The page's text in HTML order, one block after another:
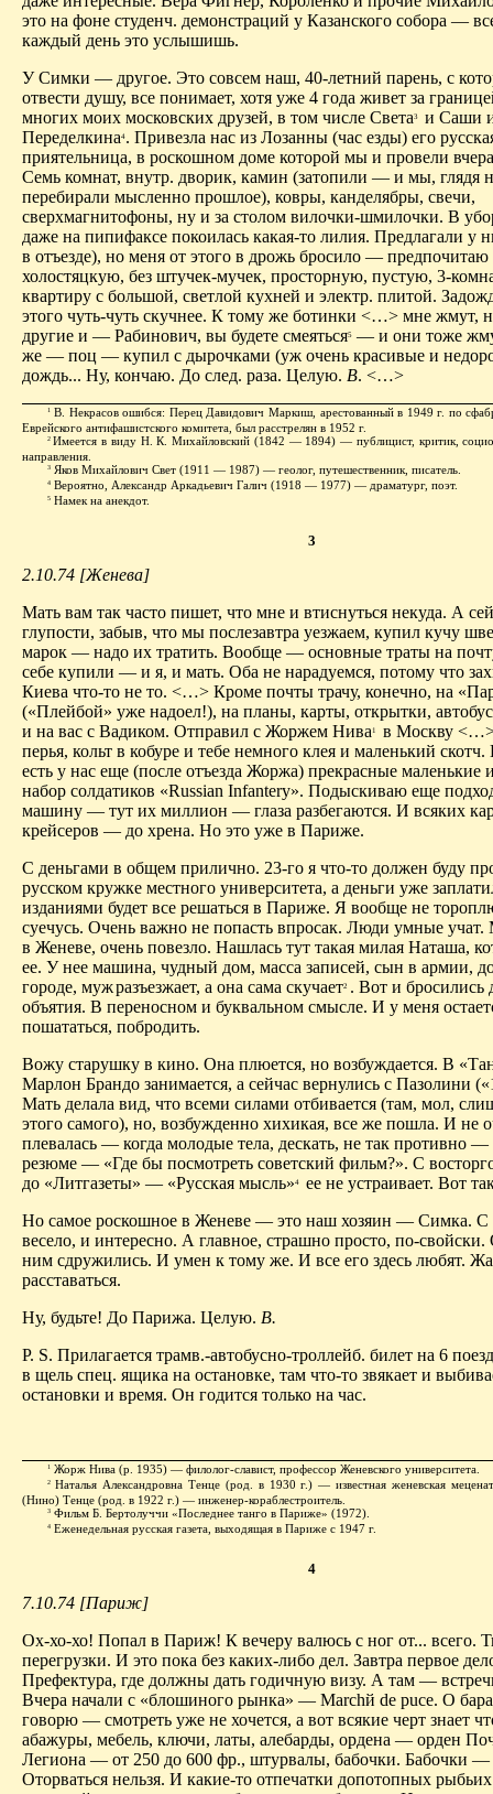
это на фоне студенч. демонстраций у Казанского собора —
каждый день это услышишь.
У Симки — другое. Это совсем наш, 40-летний парень, с
отвести душу, все понимает, хотя уже 4 года живет за
многих моих московских друзей, в том числе Света3
и Саши
Переделкина4. Привезла нас из Лозанны (час езды) его
приятельница, в роскошном доме которой мы и провели
Семь комнат, внутр. дворик, камин (затопили — и мы, глядя
перебирали мысленно прошлое), ковры, канделябры, свечи,
сверхмагнитофоны, ну и за столом вилочки-шмилочки. В
даже на пипифаксе покоилась какая-то лилия. Предлагали у
в отъезде), но меня от этого в дрожь бросило —
холостяцкую, без штучек-мучек, просторную, пустую, 3-
квартиру с большой, светлой кухней и электр. плитой.
этого чуть-чуть скучнее. К тому же ботинки <…> мне жмут,
другие и — Рабинович, вы будете смеяться5 — и они тоже
же — поц — купил с дырочками (уж очень красивые и
дождь... Ну, кончаю. До след. раза. Целую. В. <…>
1 В. Некрасов ошибся: Перец Давидович Маркиш, арестованный в 1949 г. по
Еврейского антифашистского комитета, был расстрелян в 1952 г.
2Имеется в виду Н. К. Михайловский (1842 — 1894) — публицист, критик,
направления.
3 Яков Михайлович Свет (1911 — 1987) — геолог, путешественник, писатель.
4 Вероятно, Александр Аркадьевич Галич (1918 — 1977) — драматург, поэт.
5 Намек на анекдот.
3
2.10.74 [Женева]
Мать вам так часто пишет, что мне и втиснуться некуда. А
глупости, забыв, что мы послезавтра уезжаем, купил кучу
марок — надо их тратить. Вообще — основные траты на
себе купили — и я, и мать. Оба не нарадуемся, потому что
Киева что-то не то. <…> Кроме почты трачу, конечно, на
(«Плейбой» уже надоел!), на планы, карты, открытки,
и на вас с Вадиком. Отправил с Жоржем Нива 1
в Москву
перья, кольт в кобуре и тебе немного клея и маленький
есть у нас еще (после отъезда Жоржа) прекрасные маленькие
набор солдатиков «Russian Infantery». Подыскиваю еще
машину — тут их миллион — глаза разбегаются. И всяких
крейсеров — до хрена. Но это уже в Париже.
С деньгами в общем прилично. 23-го я что-то должен буду
русском кружке местного университета, а деньги уже
изданиями будет все решаться в Париже. Я вообще не
суечусь. Очень важно не попасть впросак. Люди умные учат.
в Женеве, очень повезло. Нашлась тут такая милая Наташа,
ее. У нее машина, чудный дом, масса записей, сын в армии,
городе, мужразъезжает, а она сама скучает2 . Вот и бросились
объятия. В переносном и буквальном смысле. И у меня
пошататься, побродить.
Вожу старушку в кино. Она плюется, но возбуждается. В
Марлон Брандо занимается, а сейчас вернулись с Пазолини
Мать делала вид, что всеми силами отбивается (там, мол,
этого самого), но, возбужденно хихикая, все же пошла. И не
плевалась — когда молодые тела, дескать, не так противно —
резюме — «Где бы посмотреть советский фильм?». С
до «Литгазеты» — «Русская мысль»4
ее не устраивает. Вот
Но самое роскошное в Женеве — это наш хозяин — Симка. С
весело, и интересно. А главное, страшно просто, по-
ним сдружились. И умен к тому же. И все его здесь любят.
расставаться.
Ну, будьте! До Парижа. Целую. В.
Р. S. Прилагается трамв.-автобусно-троллейб. билет на 6
в щель спец. ящика на остановке, там что-то звякает и
остановки и время. Он годится только на час.
Жорж Нива (р. 1935) — филолог-славист, профессор Женевского университета.
2
Наталья Александровна Тенце (род. в 1930 г.) — известная женевская
(Нино) Тенце (род. в 1922 г.) — инженер-кораблестроитель.
3 Фильм Б. Бертолуччи «Последнее танго в Париже» (1972).
4 Еженедельная русская газета, выходящая в Париже с 1947 г.
4
7.10.74 [Париж]
Ох-хо-хо! Попал в Париж! К вечеру валюсь с ног от... всего.
перегрузки. И это пока без каких-либо дел. Завтра первое
Префектура, где должны дать годичную визу. А там —
Вчера начали с «блошиного рынка» — Marchй de puce. О
говорю — смотреть уже не хочется, а вот всякие черт знает
абажуры, мебель, ключи, латы, алебарды, ордена — орден
Легиона — от 250 до 600 фр., штурвалы, бабочки. Бабочки —
Оторваться нельзя. И какие-то отпечатки допотопных